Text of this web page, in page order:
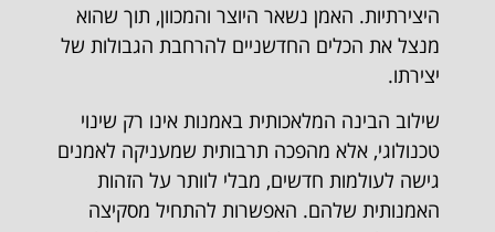
היצירתיות. האמן נשאר היוצר והמכוון, תוך שהוא
מנצל את הכלים החדשניים להרחבת הגבולות של
יצירתו.
שילוב הבינה המלאכותית באמנות אינו רק שינוי
טכנולוגי, אלא מהפכה תרבותית שמעניקה לאמנים
גישה לעולמות חדשים, מבלי לוותר על הזהות
האמנותית שלהם. האפשרות להתחיל מסקיצה